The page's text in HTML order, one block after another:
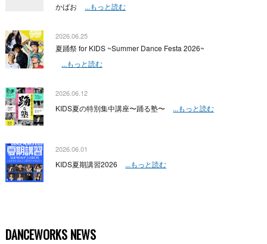
かばお
...もっと読む
2026.06.25
夏踊祭 for KIDS ~Summer Dance Festa 2026~
...もっと読む
2026.06.12
KIDS夏の特別集中講座〜踊る塾〜 ...もっと読む
2026.06.01
KIDS夏期講習2026 ...もっと読む
DANCEWORKS NEWS